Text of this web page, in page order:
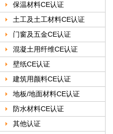
保温材料CE认证
土工及土工材料CE认证
门窗及五金CE认证
混凝土用纤维CE认证
壁纸CE认证
建筑用颜料CE认证
地板/地面材料CE认证
防水材料CE认证
其他认证